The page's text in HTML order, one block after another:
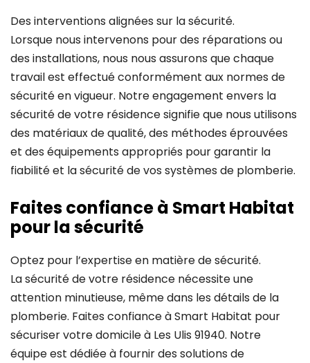
Des interventions alignées sur la sécurité.
Lorsque nous intervenons pour des réparations ou
des installations, nous nous assurons que chaque
travail est effectué conformément aux normes de
sécurité en vigueur. Notre engagement envers la
sécurité de votre résidence signifie que nous utilisons
des matériaux de qualité, des méthodes éprouvées
et des équipements appropriés pour garantir la
fiabilité et la sécurité de vos systèmes de plomberie.
Faites confiance à Smart Habitat
pour la sécurité
Optez pour l’expertise en matière de sécurité.
La sécurité de votre résidence nécessite une
attention minutieuse, même dans les détails de la
plomberie. Faites confiance à Smart Habitat pour
sécuriser votre domicile à Les Ulis 91940. Notre
équipe est dédiée à fournir des solutions de